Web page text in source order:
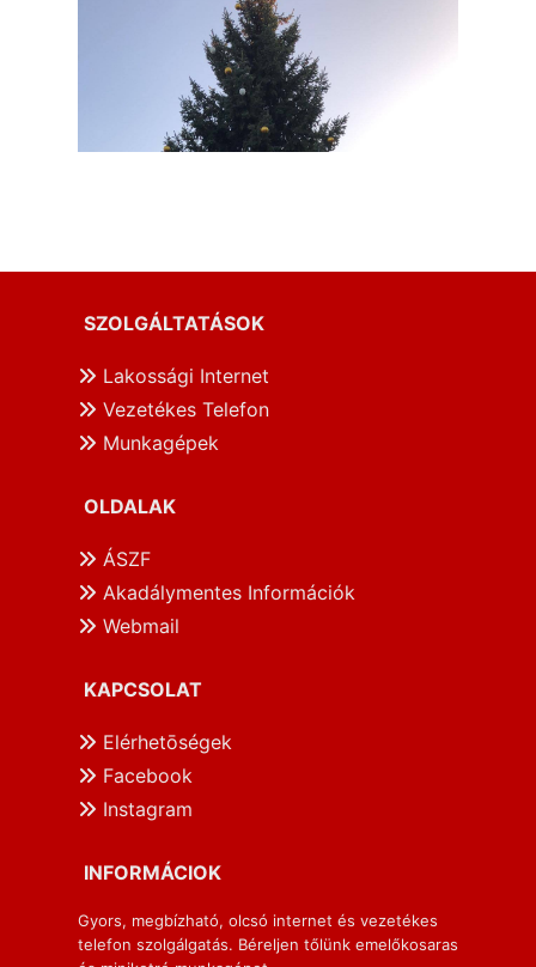
SZOLGÁLTATÁSOK
Lakossági Internet
Vezetékes Telefon
Munkagépek
OLDALAK
ÁSZF
Akadálymentes Információk
Webmail
KAPCSOLAT
Elérhetōségek
Facebook
Instagram
INFORMÁCIOK
Gyors, megbízható, olcsó internet és vezetékes
telefon szolgálgatás. Béreljen tőlünk emelőkosaras